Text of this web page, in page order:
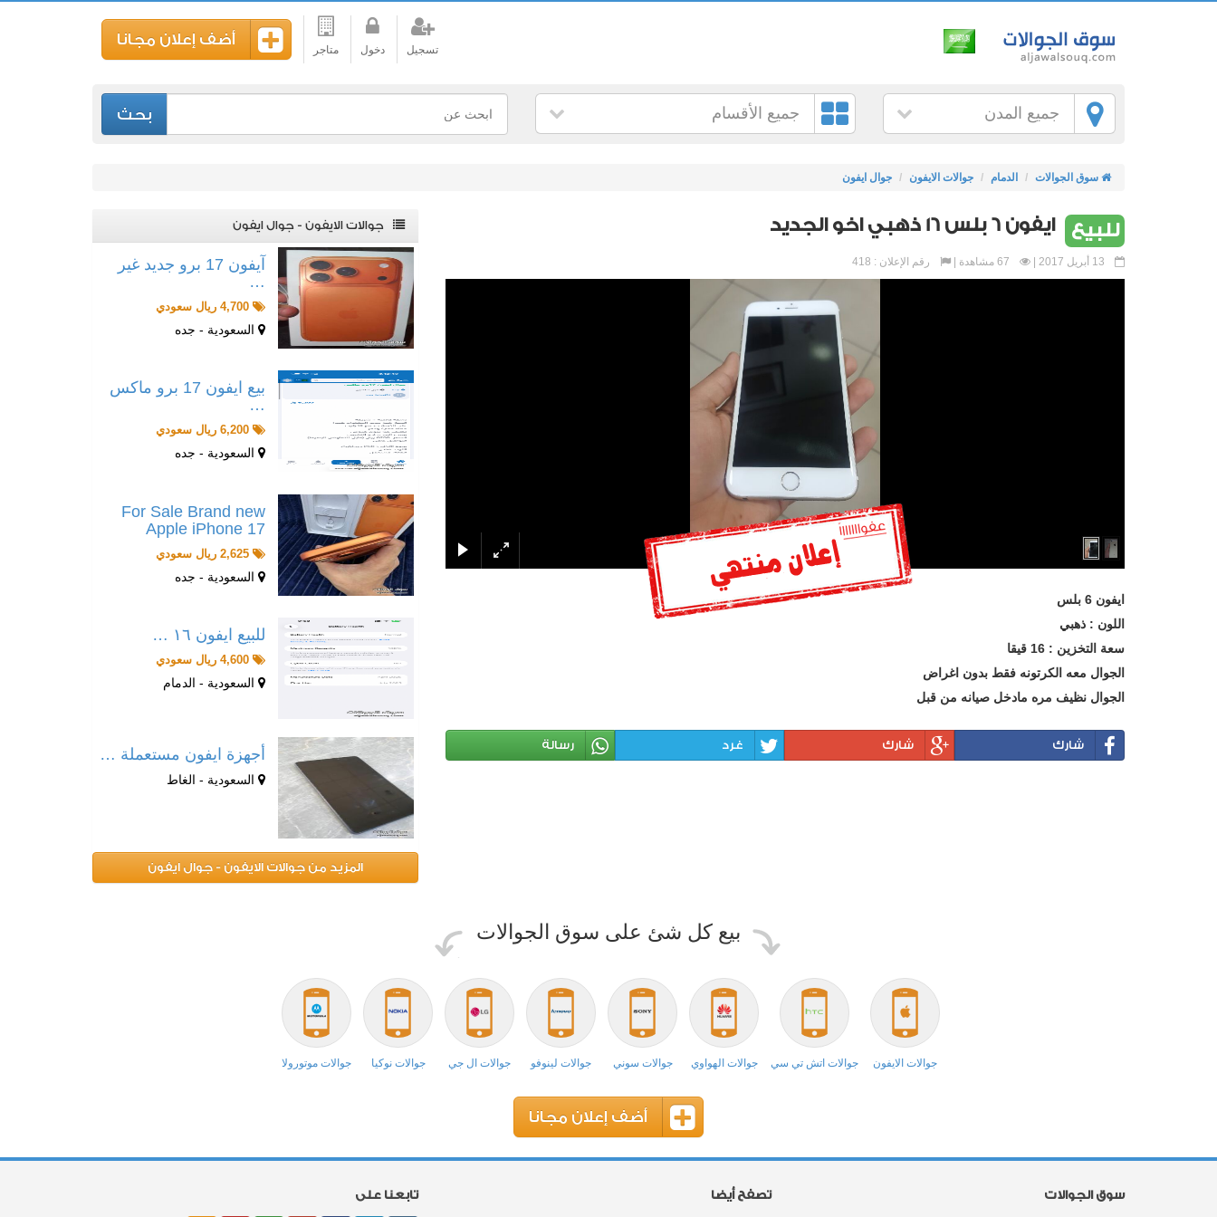
تسجيل دخول متاجر
أضف إعلان مجانا
جميع المدن جميع الأقسام بحث
سوق الجوالات الدمام جوالات الايفون جوال ايفون
للبيع ايفون 6 بلس 16 ذهبي اخو الجديد
رقم الإعلان : 418
ايفون 6 بلس
اللون : ذهبي
سعة التخزين : 16 قيقا
الجوال معه الكرتونه فقط بدون اغراض
الجوال نظيف مره مادخل صيانه من قبل
شارك شارك غرد رسالة
جوالات الايفون - جوال ايفون
آيفون 17 برو جديد غير
…
4,700 ريال سعودي
السعودية - جده
بيع ايفون 17 برو ماكس
…
6,200 ريال سعودي
السعودية - جده
For Sale Brand new
Apple iPhone 17
2,625 ريال سعودي
السعودية - جده
للبيع ايفون ١٦ …
4,600 ريال سعودي
السعودية - الدمام
أجهزة ايفون مستعملة …
السعودية - الغاط
المزيد من جوالات الايفون - جوال ايفون
بيع كل شئ على سوق الجوالات
جوالات الايفون جوالات اتش تي سي جوالات الهواوي جوالات سوني جوالات لينوفو جوالات ال جي جوالات نوكيا جوالات موتورولا
أضف إعلان مجانا
سوق الجوالات تصفح أيضا تابعنا على